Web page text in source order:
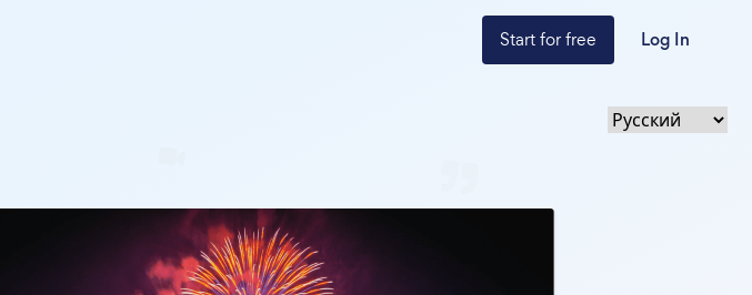
Start for free Log In